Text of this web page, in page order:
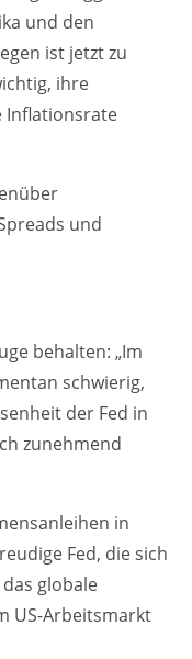
und den
ist jetzt zu
ihre
Inflationsrate
und
behalten: „Im
schwierig,
der Fed in
zunehmend
in
Fed, die sich
globale
US-Arbeitsmarkt